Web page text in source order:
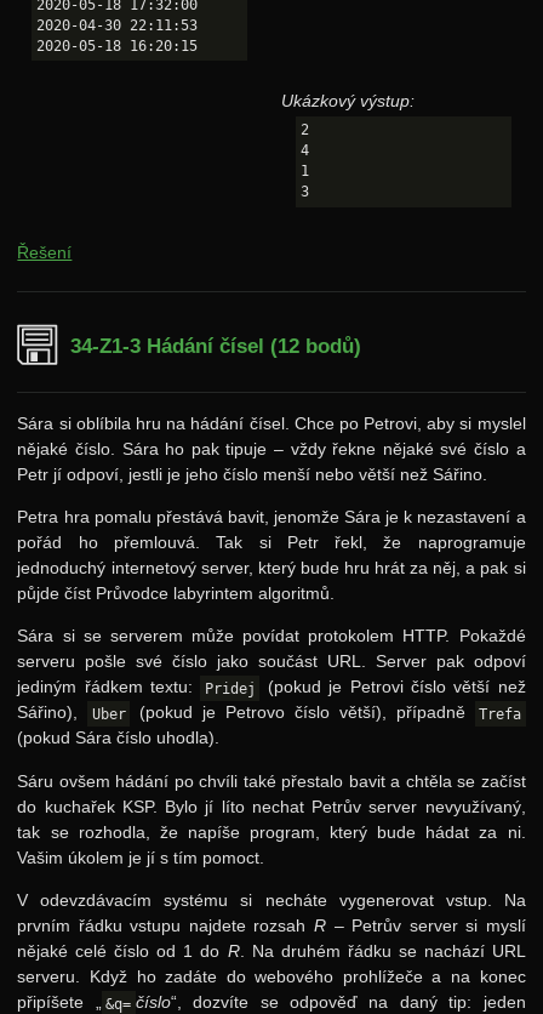
2020-05-18 17:32:00
2020-04-30 22:11:53
2020-05-18 16:20:15
Ukázkový výstup:
2
4
1
3
Řešení
34-Z1-3 Hádání čísel (12 bodů)
Sára si oblíbila hru na hádání čísel. Chce po Petrovi, aby si myslel
nějaké číslo. Sára ho pak tipuje – vždy řekne nějaké své číslo a
Petr jí odpoví, jestli je jeho číslo menší nebo větší než Sářino.
Petra hra pomalu přestává bavit, jenomže Sára je k nezastavení a
pořád ho přemlouvá. Tak si Petr řekl, že naprogramuje
jednoduchý internetový server, který bude hru hrát za něj, a pak si
půjde číst Průvodce labyrintem algoritmů.
Sára si se serverem může povídat protokolem HTTP. Pokaždé
serveru pošle své číslo jako součást URL. Server pak odpoví
jediným řádkem textu:
Pridej
(pokud je Petrovi číslo větší než
Sářino),
Uber (pokud je Petrovo číslo větší), případně Trefa
(pokud Sára číslo uhodla).
Sáru ovšem hádání po chvíli také přestalo bavit a chtěla se začíst
do kuchařek KSP. Bylo jí líto nechat Petrův server nevyužívaný,
tak se rozhodla, že napíše program, který bude hádat za ni.
Vašim úkolem je jí s tím pomoct.
V odevzdávacím systému si necháte vygenerovat vstup. Na
prvním řádku vstupu najdete rozsah R – Petrův server si myslí
nějaké celé číslo od 1 do R. Na druhém řádku se nachází URL
serveru. Když ho zadáte do webového prohlížeče a na konec
připíšete „
&q= číslo“, dozvíte se odpověď na daný tip: jeden